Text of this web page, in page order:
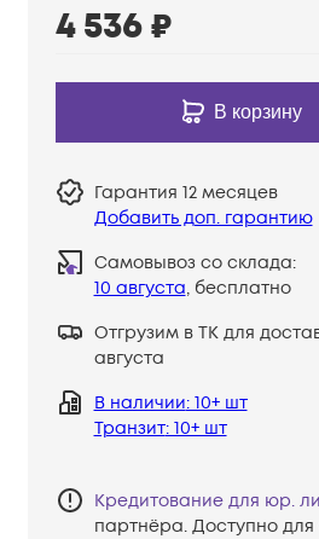
4 536₽
В корзину
Гарантия 12 месяцев
Добавить доп. гарантию
Самовывоз со склада:
10 августа, бесплатно
Отгрузим в ТК для
августа
В наличии: 10+ шт
Транзит: 10+ шт
Кредитование для юр.
партнёра. Доступно